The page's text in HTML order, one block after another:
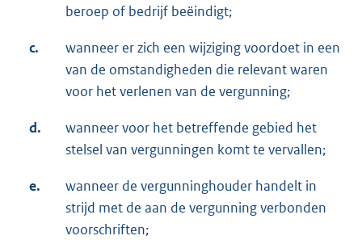
beroep of bedrijf beëindigt;
c.
wanneer er zich een wijziging voordoet in een
van de omstandigheden die relevant waren
voor het verlenen van de vergunning;
d.
wanneer voor het betreffende gebied het
stelsel van vergunningen komt te vervallen;
e.
wanneer de vergunninghouder handelt in
strijd met de aan de vergunning verbonden
voorschriften;